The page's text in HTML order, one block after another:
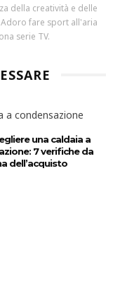
della creatività e delle
fare sport all'aria
serie TV.
una caldaia a
7 verifiche da
dell’acquisto